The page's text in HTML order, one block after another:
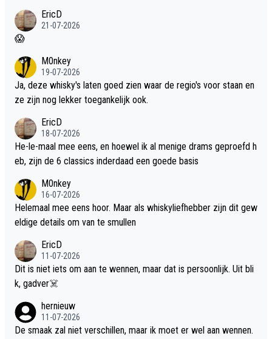
EricD
21-07-2026
😱
M0nkey
19-07-2026
Ja, deze whisky's laten goed zien waar de regio's voor staan en
ze zijn nog lekker toegankelijk ook.
EricD
18-07-2026
He-le-maal mee eens, en hoewel ik al menige drams geproefd h
eb, zijn de 6 classics inderdaad een goede basis
M0nkey
16-07-2026
Helemaal mee eens hoor. Maar als whiskyliefhebber zijn dit gew
eldige details om van te smullen
EricD
11-07-2026
Dit is niet iets om aan te wennen, maar dat is persoonlijk. Uit bli
k, gadver☠️
hernieuw
11-07-2026
De smaak zal niet verschillen, maar ik moet er wel aan wennen.